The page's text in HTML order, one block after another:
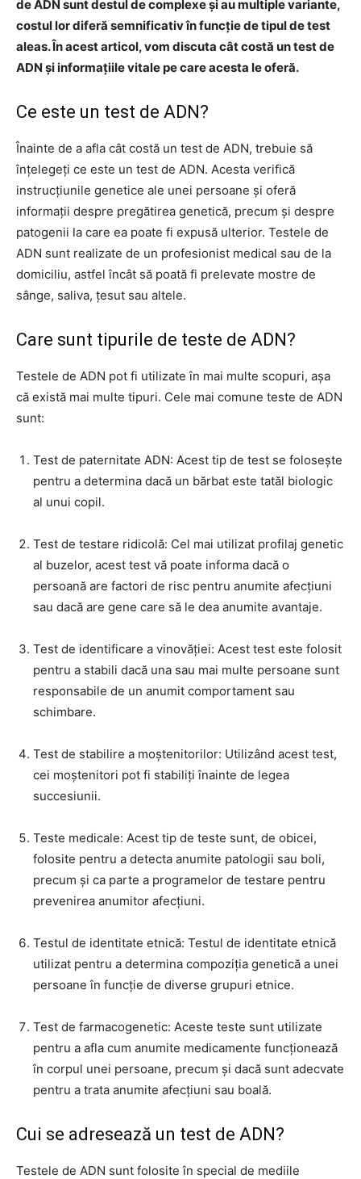
de ADN sunt destul de complexe și au multiple variante,
costul lor diferă semnificativ în funcție de tipul de test
aleas. În acest articol, vom discuta cât costă un test de
ADN și informațiile vitale pe care acesta le oferă.
Ce este un test de ADN?
Înainte de a afla cât costă un test de ADN, trebuie să
înțelegeți ce este un test de ADN. Acesta verifică
instrucțiunile genetice ale unei persoane și oferă
informații despre pregătirea genetică, precum și despre
patogenii la care ea poate fi expusă ulterior. Testele de
ADN sunt realizate de un profesionist medical sau de la
domiciliu, astfel încât să poată fi prelevate mostre de
sânge, saliva, țesut sau altele.
Care sunt tipurile de teste de ADN?
Testele de ADN pot fi utilizate în mai multe scopuri, așa
că există mai multe tipuri. Cele mai comune teste de ADN
sunt:
Test de paternitate ADN: Acest tip de test se folosește
pentru a determina dacă un bărbat este tatăl biologic
al unui copil.
Test de testare ridicolă: Cel mai utilizat profilaj genetic
al buzelor, acest test vă poate informa dacă o
persoană are factori de risc pentru anumite afecțiuni
sau dacă are gene care să le dea anumite avantaje.
Test de identificare a vinovăției: Acest test este folosit
pentru a stabili dacă una sau mai multe persoane sunt
responsabile de un anumit comportament sau
schimbare.
Test de stabilire a moștenitorilor: Utilizând acest test,
cei moștenitori pot fi stabiliți înainte de legea
succesiunii.
Teste medicale: Acest tip de teste sunt, de obicei,
folosite pentru a detecta anumite patologii sau boli,
precum și ca parte a programelor de testare pentru
prevenirea anumitor afecțiuni.
Testul de identitate etnică: Testul de identitate etnică
utilizat pentru a determina compoziția genetică a unei
persoane în funcție de diverse grupuri etnice.
Test de farmacogenetic: Aceste teste sunt utilizate
pentru a afla cum anumite medicamente funcționează
în corpul unei persoane, precum și dacă sunt adecvate
pentru a trata anumite afecțiuni sau boală.
Cui se adresează un test de ADN?
Testele de ADN sunt folosite în special de mediile